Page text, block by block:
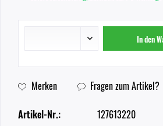
In den
Merken Fragen zum Artikel?
Artikel-Nr.: 127613220